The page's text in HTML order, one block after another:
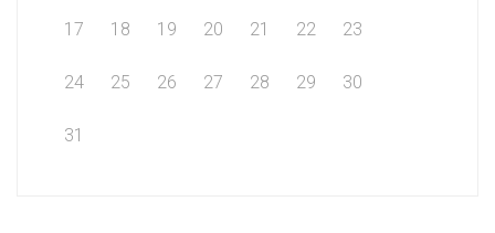
17 18 19 20 21 22 23
24 25 26 27 28 29 30
31